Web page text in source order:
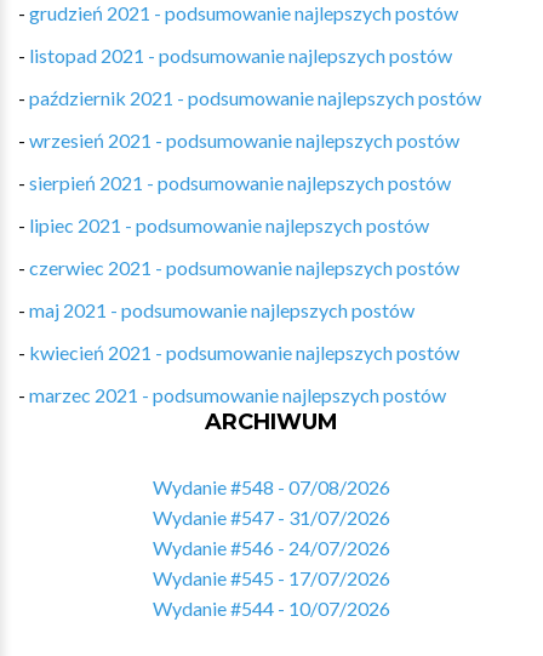
- grudzień 2021 - podsumowanie najlepszych postów
- listopad 2021 - podsumowanie najlepszych postów
- październik 2021 - podsumowanie najlepszych postów
- wrzesień 2021 - podsumowanie najlepszych postów
- sierpień 2021 - podsumowanie najlepszych postów
- lipiec 2021 - podsumowanie najlepszych postów
- czerwiec 2021 - podsumowanie najlepszych postów
- maj 2021 - podsumowanie najlepszych postów
- kwiecień 2021 - podsumowanie najlepszych postów
- marzec 2021 - podsumowanie najlepszych postów
ARCHIWUM
Wydanie #548 - 07/08/2026
Wydanie #547 - 31/07/2026
Wydanie #546 - 24/07/2026
Wydanie #545 - 17/07/2026
Wydanie #544 - 10/07/2026